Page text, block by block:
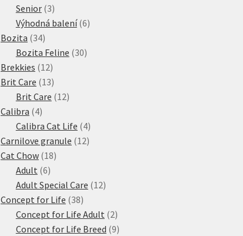
produkty
Senior 33
produkty
Výhodná balení 66
Bozita 3434
produktů
Bozita Feline 3030
Brekkies 1212
produktů
Brit Care 1313
produktů
Brit Care 1212
Calibra 44
produkty
Calibra Cat Life 44
produkty
Carnilove granule 1212
Cat Chow 1818
Adult 66
produktů
Adult Special Care 1212
Concept for Life 3838
produktů
Concept for Life Adult 22
produkty
Concept for Life Breed 99